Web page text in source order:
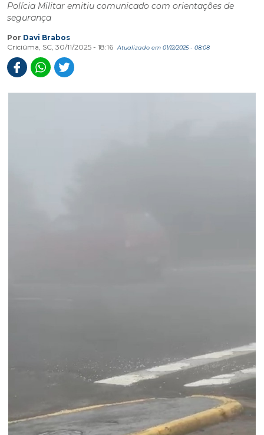
Polícia Militar emitiu comunicado com orientações de
segurança
Por Davi Brabos
Criciúma, SC, 30/11/2025 - 18:16
Atualizado em 01/12/2025 - 08:08